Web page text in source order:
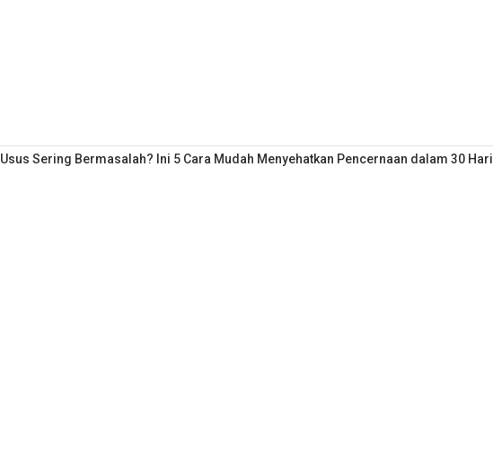
Usus Sering Bermasalah? Ini 5 Cara Mudah Menyehatkan Pencernaan dalam 30 Hari